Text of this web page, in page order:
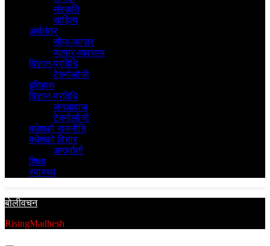
संस्कृति
साहित्य
अर्थतंत्र
सीमा-व्यापार
व्यापार-व्यवसाय
विज्ञान-प्रविधि
टेक्नोलोजी
इतिहास
विज्ञान-प्रविधि
जनआवाज
टेक्नोलोजी
मधेशकाे राजनीति
मधेशकाे विचार
अन्तर्वार्ता
शिक्षा
स्वास्थ्य
बाेलीवचन
RisingMadhesh